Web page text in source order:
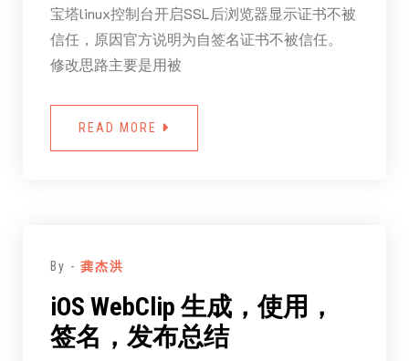
宝塔linux控制台开启SSL后浏览器显示证书不被
信任，原因官方说明为自签名证书不被信任。
修改思路主要是用被
READ MORE
By - 龚杰洪
iOS WebClip 生成，使用，
签名，发布总结